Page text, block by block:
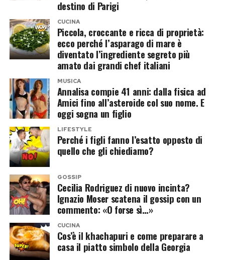
dalla loro parte, senza cercare formule
diplomatiche. E il fatto che a farlo sia una
collega molto vicina al mondo musicale di Elodie
rende le sue parole ancora più destinate a
Gaia Gozzi, tra musica e
dichiarazioni senza filtri
L’intervista doveva partire daBossanova, ma
Gaia conferma ancora una volta di non essere
un’artista interessata soltanto a parlare di
musica.
Sessualità, libertà individuale e pregiudizi
entrano nel discorso con la stessa naturalezza
con cui entrano le canzoni. E quando le chiedono
di Elodie e Franceska, non prova neppure a
inventarsi nulla. Visita città d’arte, assaggia
specialità italiane, si lascia fotografare davanti ai
monumenti e mostra tutto ai suoi follower.
Nessun messaggio istituzionale, nessuna
grafica patinata: soltanto la normale vita da
superstar in vacanza, che normale naturalmente
non è.
L’effetto promozionale, però, appare
immediato. Ogni tappa alimenta articoli, video,
ricerche online e fantasie di viaggio. E mentre
qualcuno si domanda quanto possa costare
replicare il suo itinerario, l’Italia incassa una
pubblicità internazionale difficilmente
quantificabile.
destino di Parigi
CUCINA
Piccola, croccante e ricca di proprietà:
ecco perché l’asparago di mare è
diventato l’ingrediente segreto più
amato dai grandi chef italiani
MUSICA
Annalisa compie 41 anni: dalla fisica ad
Amici fino all’asteroide col suo nome. E
oggi sogna un figlio
LIFESTYLE
Perché i figli fanno l’esatto opposto di
quello che gli chiediamo?
GOSSIP
Cecilia Rodriguez di nuovo incinta?
Ignazio Moser scatena il gossip con un
commento: «O forse sì…»
CUCINA
Cos’è il khachapuri e come preparare a
casa il piatto simbolo della Georgia